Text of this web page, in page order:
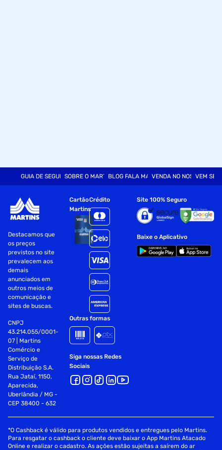
GUIA DE SEGURANÇASOBRE O MARTINSBLOG FALA MARTVENDA NO NOSSO SITE
VEM SER
Destacamos que
os preços
previstos no site
prevalecem aos
demais
anunciados em
outros meios de
comunicação e
sites de buscas.
CNPJ
43.214.055/0001-
07 | Martins
Comércio e
Serviço de
Distribuição S.A.
Rua Jataí, 1150,
Aparecida,
Uberlândia / MG -
CEP 38400 - 632
Cartão
Martins
Crédito
Outras formas
Siga nossas Redes
Sociais
Site 100% Seguro
Baixe o Aplicativo
*O Cashback é válido para produtos vendidos e entregues pelo Martins.
Para resgatar o cashback o cliente deve baixar o App Martins Atacado
Online e realizar o cadastro. As ações estão sujeitas a saírem do ar